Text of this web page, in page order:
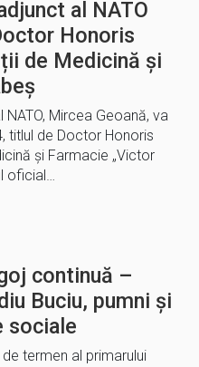
al NATO
Honoris
de Medicină și
Mircea Geoană, va
titlul de Doctor Honoris
și Farmacie „Victor
oficial…
continuă –
Buciu, pumni și
sociale
termen al primarului